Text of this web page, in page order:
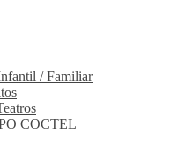
/ Familiar
COCTEL